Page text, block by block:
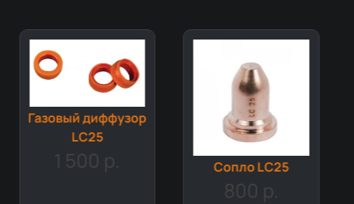
Газовый диффузор
LC25
1 500 р. Сопло LC25
800 р.